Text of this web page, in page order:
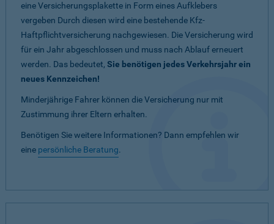
eine Versicherungsplakette in Form eines Aufklebers
vergeben Durch diesen wird eine bestehende Kfz-
Haftpflichtversicherung nachgewiesen. Die Versicherung wird
für ein Jahr abgeschlossen und muss nach Ablauf erneuert
werden. Das bedeutet, Sie benötigen jedes Verkehrsjahr ein
neues Kennzeichen!
Minderjährige Fahrer können die Versicherung nur mit
Zustimmung ihrer Eltern erhalten.
Benötigen Sie weitere Informationen? Dann empfehlen wir
eine persönliche Beratung.